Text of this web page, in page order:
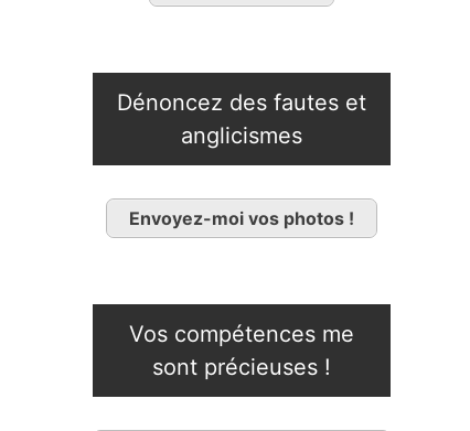
Dénoncez des fautes et
anglicismes
Envoyez-moi vos photos !
Vos compétences me
sont précieuses !